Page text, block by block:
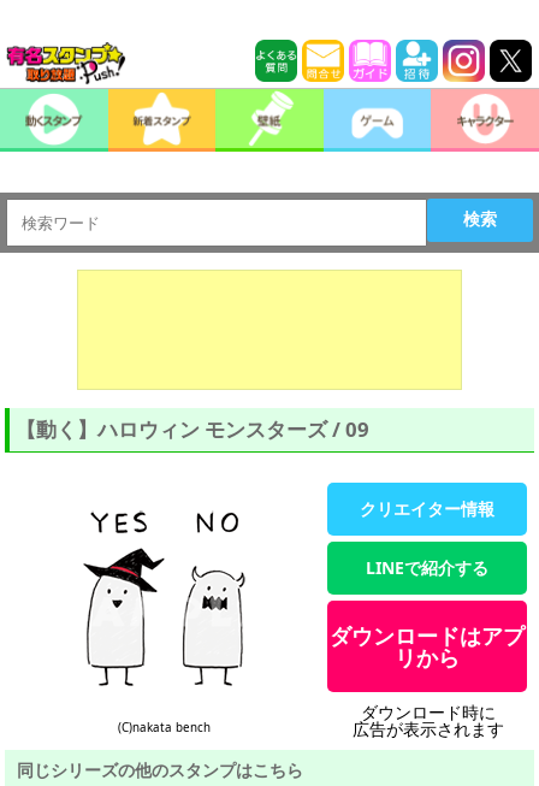
検索
【動く】ハロウィン モンスターズ / 09
(C)nakata bench
クリエイター情報
LINEで紹介する
ダウンロードはアプ
リから
ダウンロード時に
広告が表示されます
同じシリーズの他のスタンプはこちら